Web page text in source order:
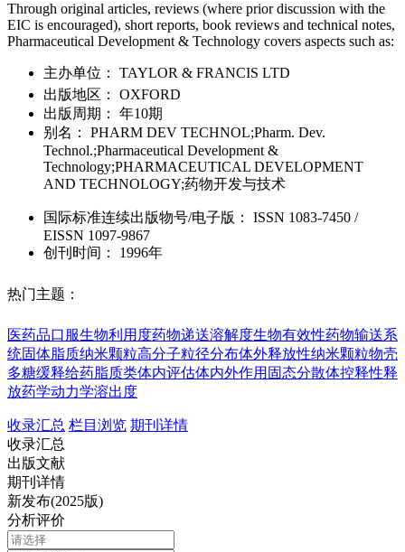
Through original articles, reviews (where prior discussion with the
EIC is encouraged), short reports, book reviews and technical notes,
Pharmaceutical Development & Technology covers aspects such as:
主办单位：
TAYLOR & FRANCIS LTD
出版地区：
OXFORD
出版周期：
年10期
别名：
PHARM DEV TECHNOL;Pharm. Dev.
Technol.;Pharmaceutical Development &
Technology;PHARMACEUTICAL DEVELOPMENT
AND TECHNOLOGY;药物开发与技术
国际标准连续出版物号/电子版 ： ISSN 1083-7450 /
EISSN 1097-9867
创刊时间：
1996年
热门主题：
医药品口服生物利用度药物递送溶解度生物有效性药物输送系
统固体脂质纳米颗粒高分子粒径分布体外释放性纳米颗粒物壳
多糖缓释给药脂质类体内评估体内外作用 固态分散体控释性释
放药学动力学溶出度
收录汇总 栏目浏览 期刊详情
收录汇总
出版文献
期刊详情
新发布(2025版)
分析评价